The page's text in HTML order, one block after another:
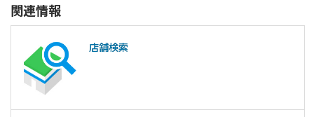
関連情報
店舗検索